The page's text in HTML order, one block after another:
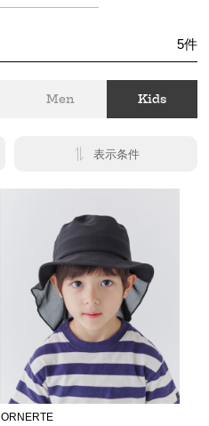
5件
Men Kids
表示条件
ORNERTE